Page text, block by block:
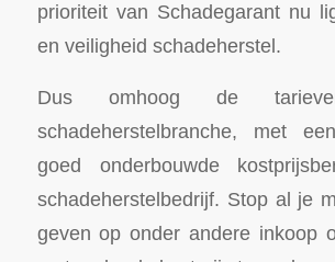
prioriteit van Schadegarant nu
en veiligheid schadeherstel.
Dus omhoog de
schadeherstelbranche, met
goed onderbouwde
schadeherstelbedrijf. Stop al je
geven op onder andere inkoop